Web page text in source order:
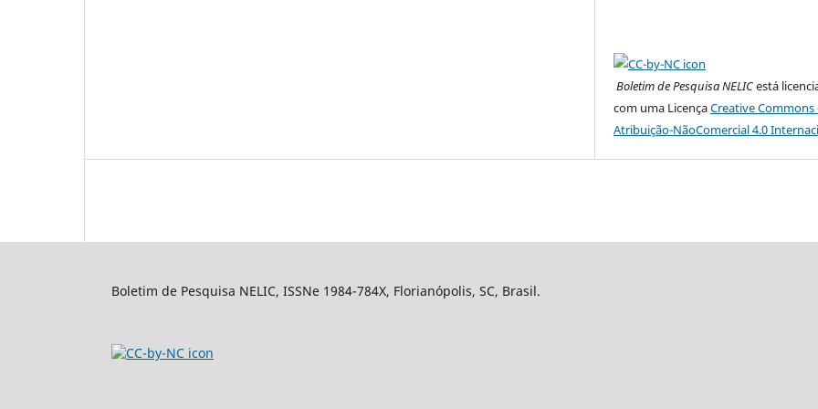
Boletim de Pesquisa NELICestá
com uma LicençaCreative Commons
Atribuição-NãoComercial 4.0
Boletim de Pesquisa NELIC, ISSNe 1984-784X, Florianópolis, SC, Brasil.